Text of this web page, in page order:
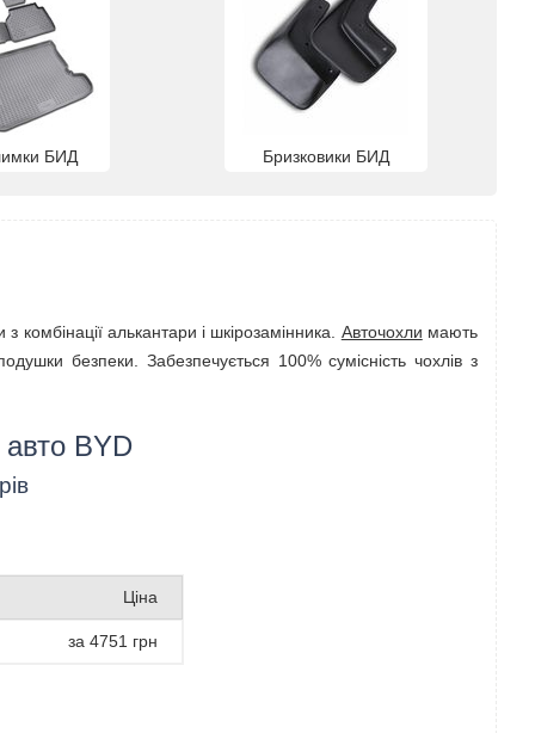
БИД Бризковики БИД
алькантари і шкірозамінника. Авточохли мають
безпеки. Забезпечується 100% сумісність чохлів з
BYD
Ціна
за 4751 грн